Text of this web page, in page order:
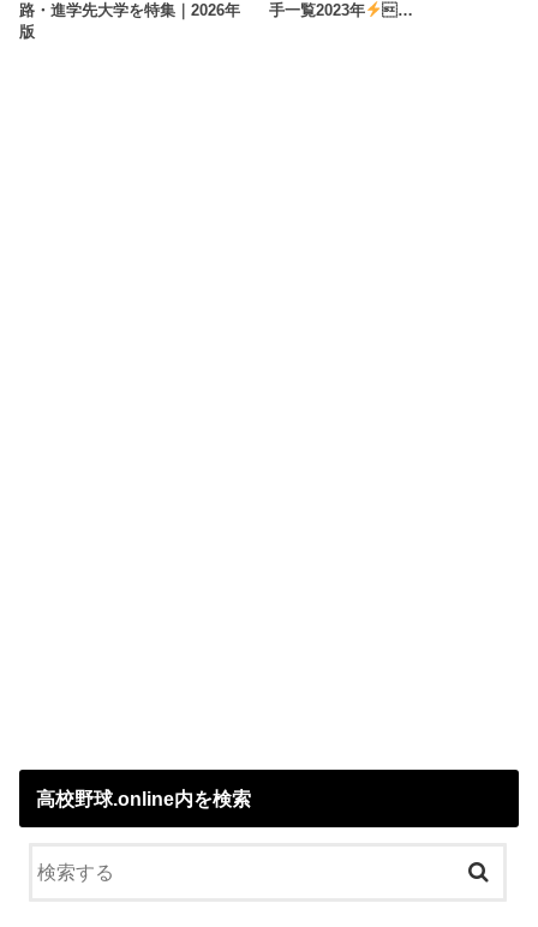
路・進学先大学を特集｜2026年
版
手一覧2023年
…
高校野球.online内を検索